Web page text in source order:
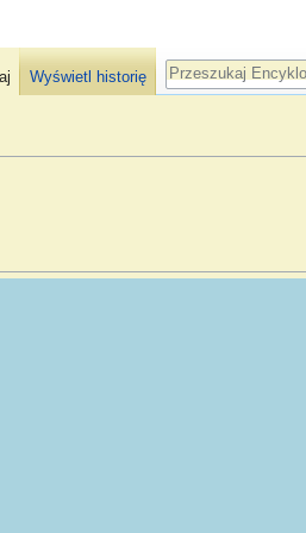
Wyświetl historię
Szukaj